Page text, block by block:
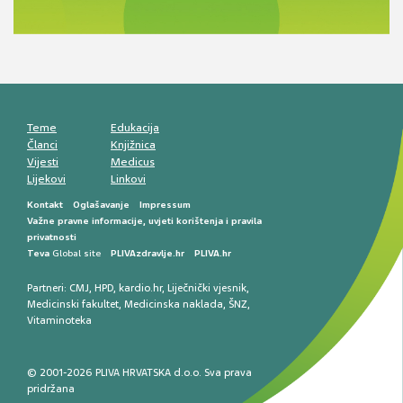
smetnji do rane onkološke dijagnostike
Teme
Članci
Vijesti
Lijekovi
Edukacija
Knjižnica
Medicus
Linkovi
Kontakt Oglašavanje
Impressum
Važne pravne informacije, uvjeti korištenja i pravila
privatnosti
Teva Global site PLIVAzdravlje.hr PLIVA.hr
Partneri: CMJ, HPD, kardio.hr, Liječnički vjesnik,
Medicinski fakultet, Medicinska naklada, ŠNZ,
Vitaminoteka
© 2001-2026 PLIVA HRVATSKA d.o.o. Sva prava
pridržana